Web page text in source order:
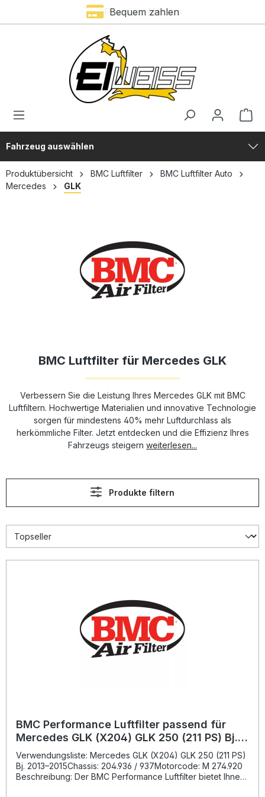
Premium Marken
Bequem zahlen
Fahrzeug auswählen
Produktübersicht BMC Luftfilter
BMC Luftfilter Auto
Mercedes
GLK
BMC Luftfilter für Mercedes GLK
Verbessern Sie die Leistung Ihres Mercedes GLK mit BMC
Luftfiltern. Hochwertige Materialien und innovative Technologie
sorgen für mindestens 40% mehr Luftdurchlass als
herkömmliche Filter. Jetzt entdecken und die Effizienz Ihres
Fahrzeugs steigern weiterlesen...
Produkte filtern
BMC Performance Luftfilter passend für
Mercedes GLK (X204) GLK 250 (211 PS) Bj.
2013–2015
Verwendungsliste: Mercedes GLK (X204) GLK 250 (211 PS)
Bj. 2013–2015Chassis: 204.936 / 937Motorcode: M 274.920
Beschreibung: Der BMC Performance Luftfilter bietet Ihnen